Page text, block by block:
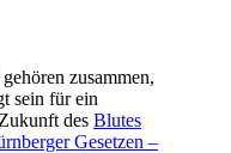
zusammen,
sein für ein
des Blutes
Gesetzen –